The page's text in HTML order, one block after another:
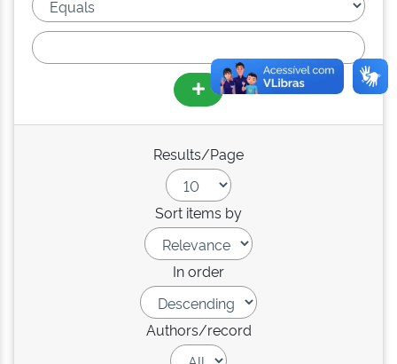
Results/Page
Sort items by
In order
Authors/record